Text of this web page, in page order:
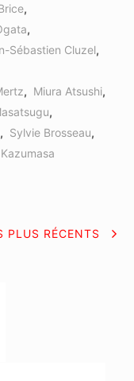
,
,
Sébastien Cluzel,
, Miura Atsushi,
,
, Sylvie Brosseau,
PLUS RÉCENTS